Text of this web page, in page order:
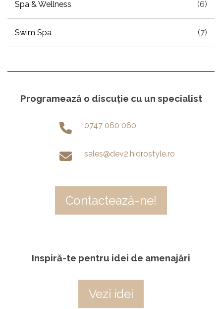
Spa & Wellness (6)
Swim Spa (7)
Programează o discuție cu un specialist
0747 060 060
sales@dev2.hidrostyle.ro
Contactează-ne!
Inspiră-te pentru idei de amenajări
Vezi idei